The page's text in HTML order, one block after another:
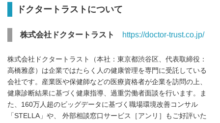
ドクタートラストについて
株式会社ドクタートラスト https://doctor-trust.co.jp/
株式会社ドクタートラスト（本社：東京都渋谷区、代表取締役：
高橋雅彦）は企業ではたらく人の健康管理を専門に受託している
会社です。産業医や保健師などの医療資格者が企業を訪問の上、
健康診断結果に基づく健康指導、過重労働者面談を行います。ま
た、160万人超のビッグデータに基づく職場環境改善コンサル
「STELLA」や、 外部相談窓口サービス［アンリ］もご好評いた